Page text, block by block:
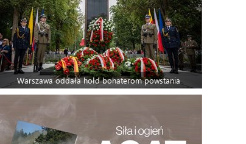
Warszawa oddała hołd bohaterom powstania